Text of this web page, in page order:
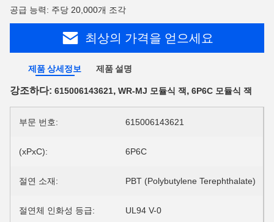
공급 능력: 주당 20,000개 조각
최상의 가격을 얻으세요
제품 상세정보 제품 설명
강조하다: 615006143621, WR-MJ 모듈식 잭, 6P6C 모듈식 잭
부문 번호: 615006143621
(xPxC): 6P6C
절연 소재: PBT (Polybutylene Terephthalate)
절연체 인화성 등급: UL94 V-0